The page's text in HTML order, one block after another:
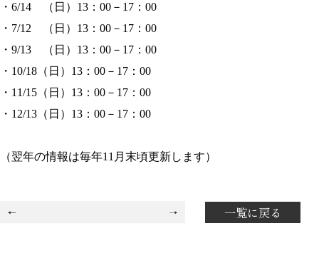
・6/14 （日）13：00－17：00
・7/12 （日）13：00－17：00
・9/13 （日）13：00－17：00
・10/18（日）13：00－17：00
・11/15（日）13：00－17：00
・12/13（日）13：00－17：00
（翌年の情報は毎年11月末頃更新します）
一覧に戻る